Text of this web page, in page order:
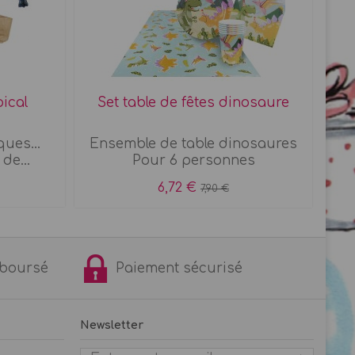
Set table de fêtes dinosaure
Ensemble de table dinosaures
Pour 6 personnes
6,72 € 7,90 €
Paiement sécurisé
Newsletter